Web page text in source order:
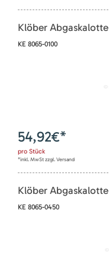
Klöber
KE 8065-0100
54,92€*
pro Stück
*inkl. MwSt zzgl. Versand
Klöber
KE 8065-0450